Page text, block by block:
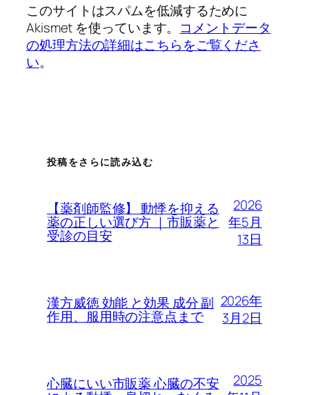
このサイトはスパムを低減するために
Akismet を使っています。 コメントデータ
の処理方法の詳細はこちらをご覧くださ
い。
投稿をさらに読み込む
【薬剤師監修】 動悸を抑える
薬の正しい選び方 ｜市販薬と
受診の目安
2026
年5月
13日
漢方威徳 効能 と効果 成分 副
作用、服用時の注意点まで
2026年
3月2日
心臓にいい市販薬 心臓の不安
2025